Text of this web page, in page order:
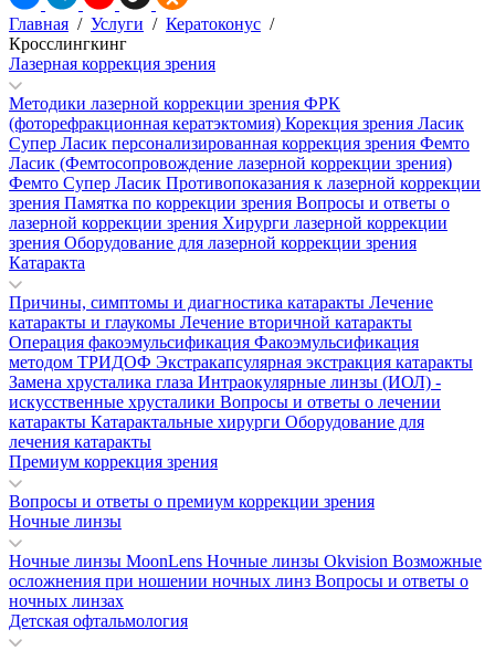
Главная / Услуги / Кератоконус /
Кросслингкинг
Лазерная коррекция зрения
Методики лазерной коррекции зрения ФРК
(фоторефракционная кератэктомия) Корекция зрения Ласик
Супер Ласик персонализированная коррекция зрения Фемто
Ласик (Фемтосопровождение лазерной коррекции зрения)
Фемто Супер Ласик Противопоказания к лазерной коррекции
зрения Памятка по коррекции зрения Вопросы и ответы о
лазерной коррекции зрения Хирурги лазерной коррекции
зрения Оборудование для лазерной коррекции зрения
Катаракта
Причины, симптомы и диагностика катаракты Лечение
катаракты и глаукомы Лечение вторичной катаракты
Операция факоэмульсификация Факоэмульсификация
методом ТРИДОФ Экстракапсулярная экстракция катаракты
Замена хрусталика глаза Интраокулярные линзы (ИОЛ) -
искусственные хрусталики Вопросы и ответы о лечении
катаракты Катарактальные хирурги Оборудование для
лечения катаракты
Премиум коррекция зрения
Вопросы и ответы о премиум коррекции зрения
Ночные линзы
Ночные линзы MoonLens Ночные линзы Okvision Возможные
осложнения при ношении ночных линз Вопросы и ответы о
ночных линзах
Детская офтальмология